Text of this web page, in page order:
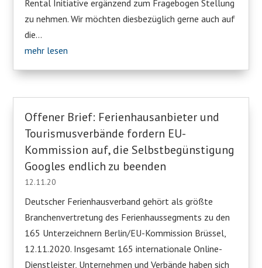
Rental Initiative ergänzend zum Fragebogen Stellung
zu nehmen. Wir möchten diesbezüglich gerne auch auf
die...
mehr lesen
Offener Brief: Ferienhausanbieter und
Tourismusverbände fordern EU-
Kommission auf, die Selbstbegünstigung
Googles endlich zu beenden
12.11.20
Deutscher Ferienhausverband gehört als größte
Branchenvertretung des Ferienhaussegments zu den
165 Unterzeichnern Berlin/EU-Kommission Brüssel,
12.11.2020. Insgesamt 165 internationale Online-
Dienstleister, Unternehmen und Verbände haben sich